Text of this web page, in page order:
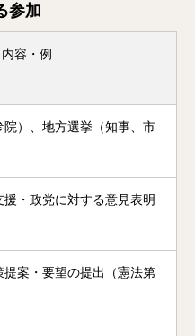
参加
内容・例
院）、地方選挙（知事、市
・政党に対する意見表明
案・要望の提出（憲法第